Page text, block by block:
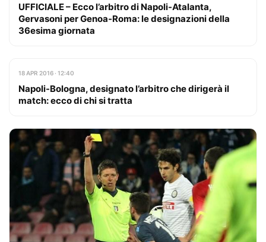
UFFICIALE – Ecco l’arbitro di Napoli-Atalanta,
Gervasoni per Genoa-Roma: le designazioni della
36esima giornata
18 APR 2016 · 12:40
Napoli-Bologna, designato l’arbitro che dirigerà il
match: ecco di chi si tratta